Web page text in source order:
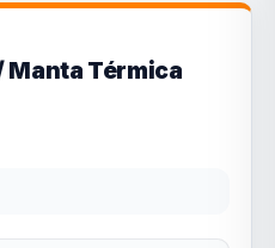
Manta Térmica